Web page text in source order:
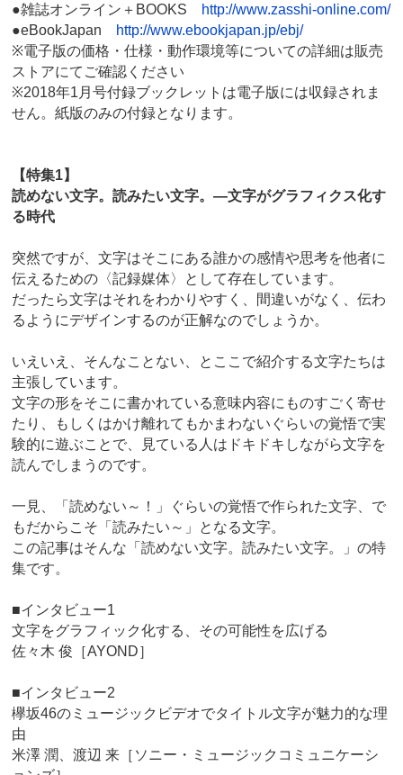
●雑誌オンライン＋BOOKS
http://www.zasshi-online.com/
●eBookJapan
http://www.ebookjapan.jp/ebj/
※電子版の価格・仕様・動作環境等についての詳細は販売
ストアにてご確認ください
※2018年1月号付録ブックレットは電子版には収録されま
せん。紙版のみの付録となります。
【特集1】
読めない文字。読みたい文字。―文字がグラフィクス化す
る時代
突然ですが、文字はそこにある誰かの感情や思考を他者に
伝えるための〈記録媒体〉として存在しています。
だったら文字はそれをわかりやすく、間違いがなく、伝わ
るようにデザインするのが正解なのでしょうか。
いえいえ、そんなことない、とここで紹介する文字たちは
主張しています。
文字の形をそこに書かれている意味内容にものすごく寄せ
たり、もしくはかけ離れてもかまわないぐらいの覚悟で実
験的に遊ぶことで、見ている人はドキドキしながら文字を
読んでしまうのです。
一見、「読めない～！」ぐらいの覚悟で作られた文字、で
もだからこそ「読みたい～」となる文字。
この記事はそんな「読めない文字。読みたい文字。」の特
集です。
■インタビュー1
文字をグラフィック化する、その可能性を広げる
佐々木 俊［AYOND］
■インタビュー2
欅坂46のミュージックビデオでタイトル文字が魅力的な理
由
米澤 潤、渡辺 来［ソニー・ミュージックコミュニケーシ